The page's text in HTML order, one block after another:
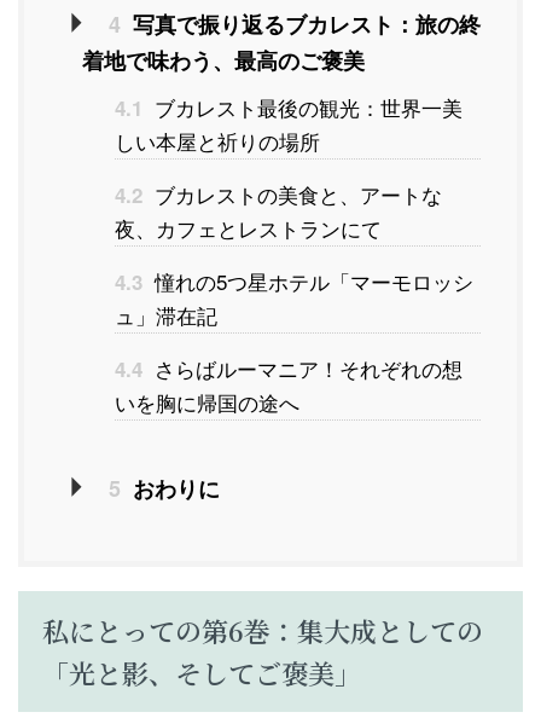
4 写真で振り返るブカレスト：旅の終
着地で味わう、最高のご褒美
4.1 ブカレスト最後の観光：世界一美
しい本屋と祈りの場所
4.2 ブカレストの美食と、アートな
夜、カフェとレストランにて
4.3 憧れの5つ星ホテル「マーモロッシ
ュ」滞在記
4.4 さらばルーマニア！それぞれの想
いを胸に帰国の途へ
5 おわりに
私にとっての第6巻：集大成としての
「光と影、そしてご褒美」